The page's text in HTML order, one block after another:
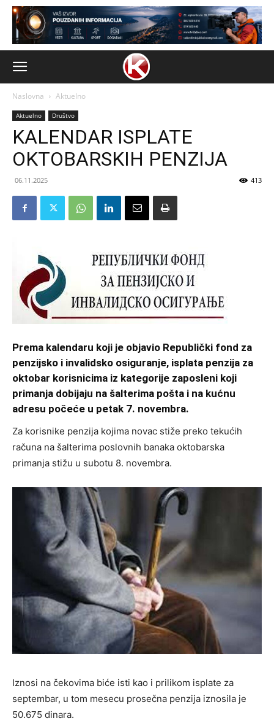
Naslovna Aktuelno
Aktuelno Društvo
KALENDAR ISPLATE
OKTOBARSKIH PENZIJA
06.11.2025 413
Prema kalendaru koji je objavio Republički fond za
penzijsko i invalidsko osiguranje, isplata penzija za
oktobar korisnicima iz kategorije zaposleni koji
primanja dobijaju na šalterima pošta i na kućnu
adresu počeće u petak 7. novembra.
Za korisnike penzija kojima novac stiže preko tekućih
računa na šalterima poslovnih banaka oktobarska
primanja stižu u subotu 8. novembra.
Iznosi na čekovima biće isti kao i prilikom isplate za
septembar, u tom mesecu prosečna penzija iznosila je
50.675 dinara.